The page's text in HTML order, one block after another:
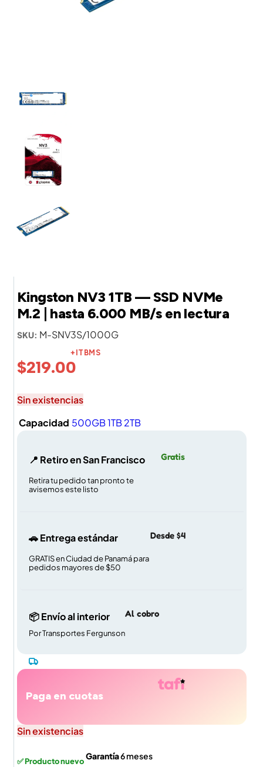
Kingston NV3 1TB — SSD NVMe
M.2 | hasta 6.000 MB/s en lectura
SKU: M-SNV3S/1000G
$219.00
+ITBMS
Sin existencias
Capacidad 500GB1TB2TB
📍 Retiro en San Francisco
Retira tu pedido tan pronto te
avisemos este listo
Gratis
🚗 Entrega estándar
GRATIS en Ciudad de Panamá para
pedidos mayores de $50
Desde $4
📦 Envío al interior
Por Transportes Fergunson
Al cobro
Paga en cuotas
Sin existencias
✅ Producto nuevoGarantía6 meses